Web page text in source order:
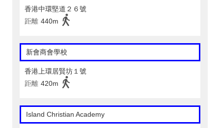
香港中環堅道２６號
距離 440m
新會商會學校
香港上環居賢坊１號
距離 420m
Island Christian Academy